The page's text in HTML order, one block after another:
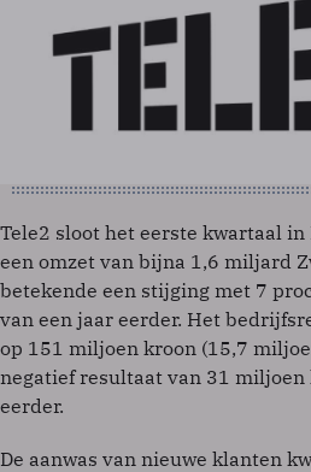
Tele2 sloot het eerste kwartaal
een omzet van bijna 1,6 miljard
betekende een stijging met 7
van een jaar eerder. Het
op 151 miljoen kroon (15,7
negatief resultaat van 31 miljoen
eerder.
De aanwas van nieuwe klanten